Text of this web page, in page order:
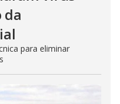
da
para eliminar